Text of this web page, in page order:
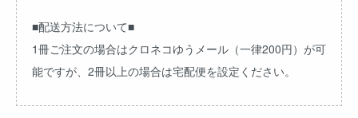
■配送方法について■
1冊ご注文の場合はクロネコゆうメール（一律200円）が可
能ですが、2冊以上の場合は宅配便を設定ください。